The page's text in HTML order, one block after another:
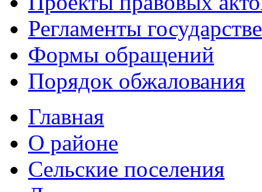
Регламенты
Формы обращений
Порядок обжалования
Главная
О районе
Сельские поселения